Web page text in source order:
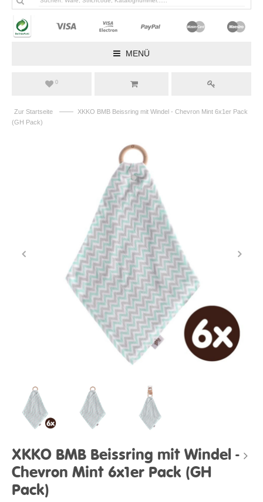
MENÜ
0
Zur Startseite ——
XKKO BMB Beissring mit Windel - Chevron Mint 6x1er Pack
(GH Pack)
XKKO BMB Beissring mit Windel -
Chevron Mint 6x1er Pack (GH
Pack)